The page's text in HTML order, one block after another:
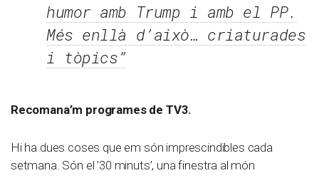
humor amb Trump i amb el PP.
Més enllà d’això… criaturades
i tòpics”
Recomana’m programes de TV3.
Hi ha dues coses que em són imprescindibles cada
setmana. Són el ’30 minuts’, una finestra al món